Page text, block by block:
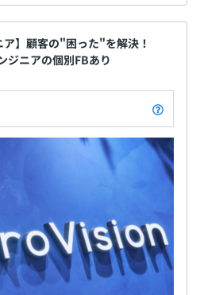
ア】顧客の"困った"を解決！
ジニアの個別FBあり